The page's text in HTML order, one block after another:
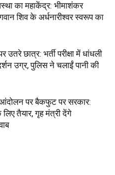
का महाकेंद्र: भीमाशंकर
शिव के अर्धनारीश्वर स्वरूप का
उतरे छात्र: भर्ती परीक्षा में धांधली
उग्र, पुलिस ने चलाईं पानी की
पर बैकफुट पर सरकार:
तैयार, गृह मंत्री देंगे